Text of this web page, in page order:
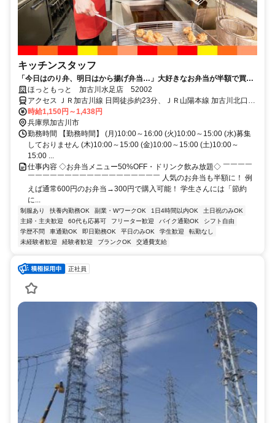
キッチンスタッフ
「今日はのり弁、明日はから揚げ弁当…」大好きなお弁当が半額で買え
るから、今日も働くのが楽しみだ。
ほっともっと 加古川水足店 52002
アクセス ＪＲ加古川線 日岡徒歩約23分、ＪＲ山陽本線 加古川北口徒
歩約31分、ＪＲ加古川線 加古川北口徒歩約31分 めじるし：マックス
バリュ加古川水足店もしくは日岡山公園
時給1,150円～1,438円
兵庫県加古川市
勤務時間 【勤務時間】 (月)10:00～16:00 (火)10:00～15:00 (水)募集
しておりません (木)10:00～15:00 (金)10:00～15:00 (土)10:00～
15:00 ...
仕事内容 ◇お弁当メニュー50%OFF・ドリンク飲み放題◇ ￣￣￣￣
￣￣￣￣￣￣￣￣￣￣￣￣￣￣￣￣￣￣ 人気のお弁当も半額に！ 例
えば通常600円のお弁当→300円で購入可能！ 学生さんには「節約
に...
制服あり 扶養内勤務OK 副業・WワークOK 1日4時間以内OK
土日祝のみOK
主婦・主夫歓迎
60代も応募可 フリーター歓迎 バイク通勤OK
シフト自由
学歴不問
車通勤OK 即日勤務OK 平日のみOK 学生歓迎
転勤なし
未経験者歓迎
経験者歓迎 ブランクOK 交通費支給
正社員